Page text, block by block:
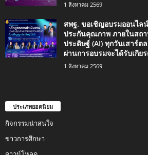
1 สิงหาคม 2569
สพฐ. ขอเชิญอบรมออนไล
ประกันคุณภาพ ภายในสถ
ประดิษฐ์ (AI) ทุกวันเสาร์ต
ผ่านการอบรมจะได้รับเกีย
1 สิงหาคม 2569
ประเภทยอดนิยม
กิจกรรมน่าสนใจ
ข่าวการศึกษา